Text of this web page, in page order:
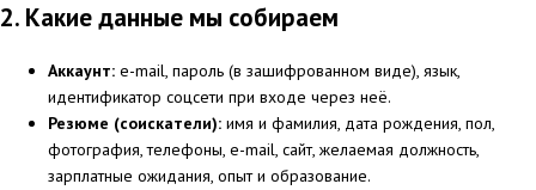
2. Какие данные мы собираем
Аккаунт: e-mail, пароль (в зашифрованном виде), язык,
идентификатор соцсети при входе через неё.
Резюме (соискатели): имя и фамилия, дата рождения, пол,
фотография, телефоны, e-mail, сайт, желаемая должность,
зарплатные ожидания, опыт и образование.